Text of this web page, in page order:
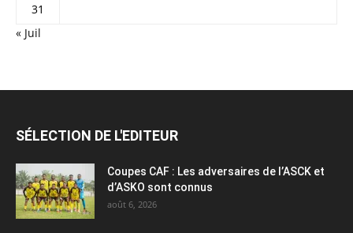
31
« Juil
SÉLECTION DE L'EDITEUR
Coupes CAF : Les adversaires de l’ASCK et
d’ASKO sont connus
août 6, 2026